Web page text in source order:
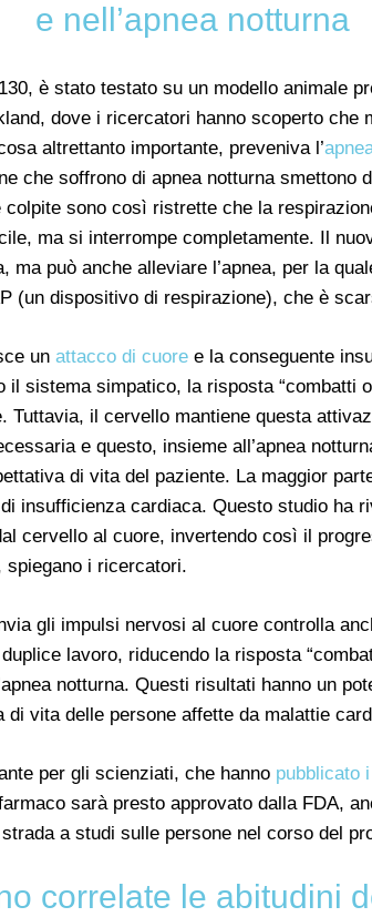
e nell’apnea notturna
è stato testato su un modello animale
dove i ricercatori hanno scoperto che
altrettanto importante, preveniva l’
che soffrono di apnea notturna smettono
colpite sono così ristrette che la
ma si interrompe completamente. Il
ma può anche alleviare l’apnea, per la
(un dispositivo di respirazione), che è
un attacco di cuore e la conseguente
il sistema simpatico, la risposta “combatti
Tuttavia, il cervello mantiene questa
e questo, insieme all’apnea
di vita del paziente. La maggior
insufficienza cardiaca. Questo studio ha
cervello al cuore, invertendo così il
spiegano i ricercatori.
gli impulsi nervosi al cuore controlla
lavoro, riducendo la risposta
notturna. Questi risultati hanno un
di vita delle persone affette da malattie
per gli scienziati, che hanno pubblicato
sarà presto approvato dalla FDA,
a studi sulle persone nel corso del
correlate le abitudini